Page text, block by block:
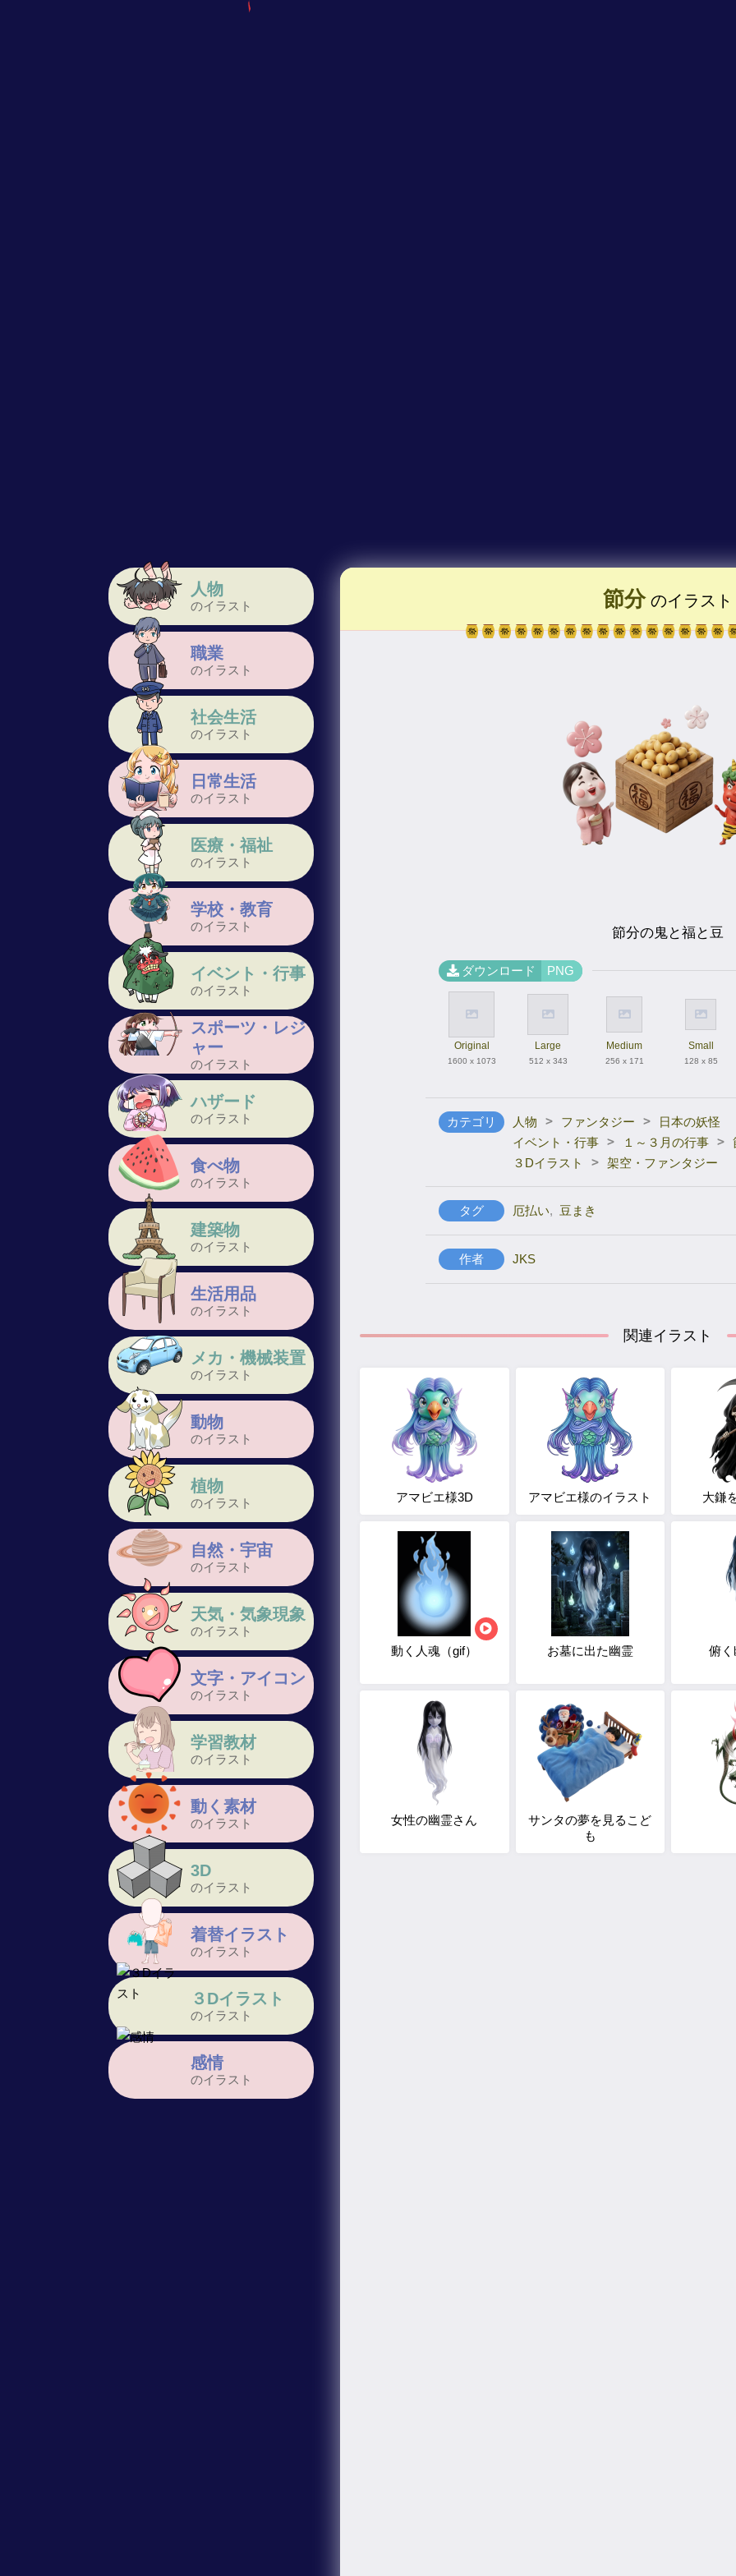
人物
のイラスト
職業
のイラスト
社会生活
のイラスト
日常生活
のイラスト
医療・福祉
のイラスト
学校・教育
のイラスト
イベント・行事
のイラスト
スポーツ・レジ
ャー
のイラスト
ハザード
のイラスト
食べ物
のイラスト
建築物
のイラスト
生活用品
のイラスト
メカ・機械装置
のイラスト
動物
のイラスト
植物
のイラスト
自然・宇宙
のイラスト
天気・気象現象
のイラスト
文字・アイコン
のイラスト
学習教材
のイラスト
動く素材
のイラスト
3D
のイラスト
着替イラスト
のイラスト
３Dイラスト
のイラスト
感情
のイラスト
節分のイラスト
節分の鬼と福と豆
ダウンロード PNG
Original
1600 x 1073
Large
512 x 343
Medium
256 x 171
Small
128 x 85
カテゴリ 人物 > ファンタジー >
日本の妖怪
イベント・行事 > １～３月の行事 >
３Dイラスト
> 架空・ファンタジー
タグ 厄払い, 豆まき
作者 JKS
関連イラスト
アマビエ様3D アマビエ様のイラスト 大鎌
動く人魂（gif） お墓に出た幽霊 俯
女性の幽霊さん
サンタの夢を見るこど
も